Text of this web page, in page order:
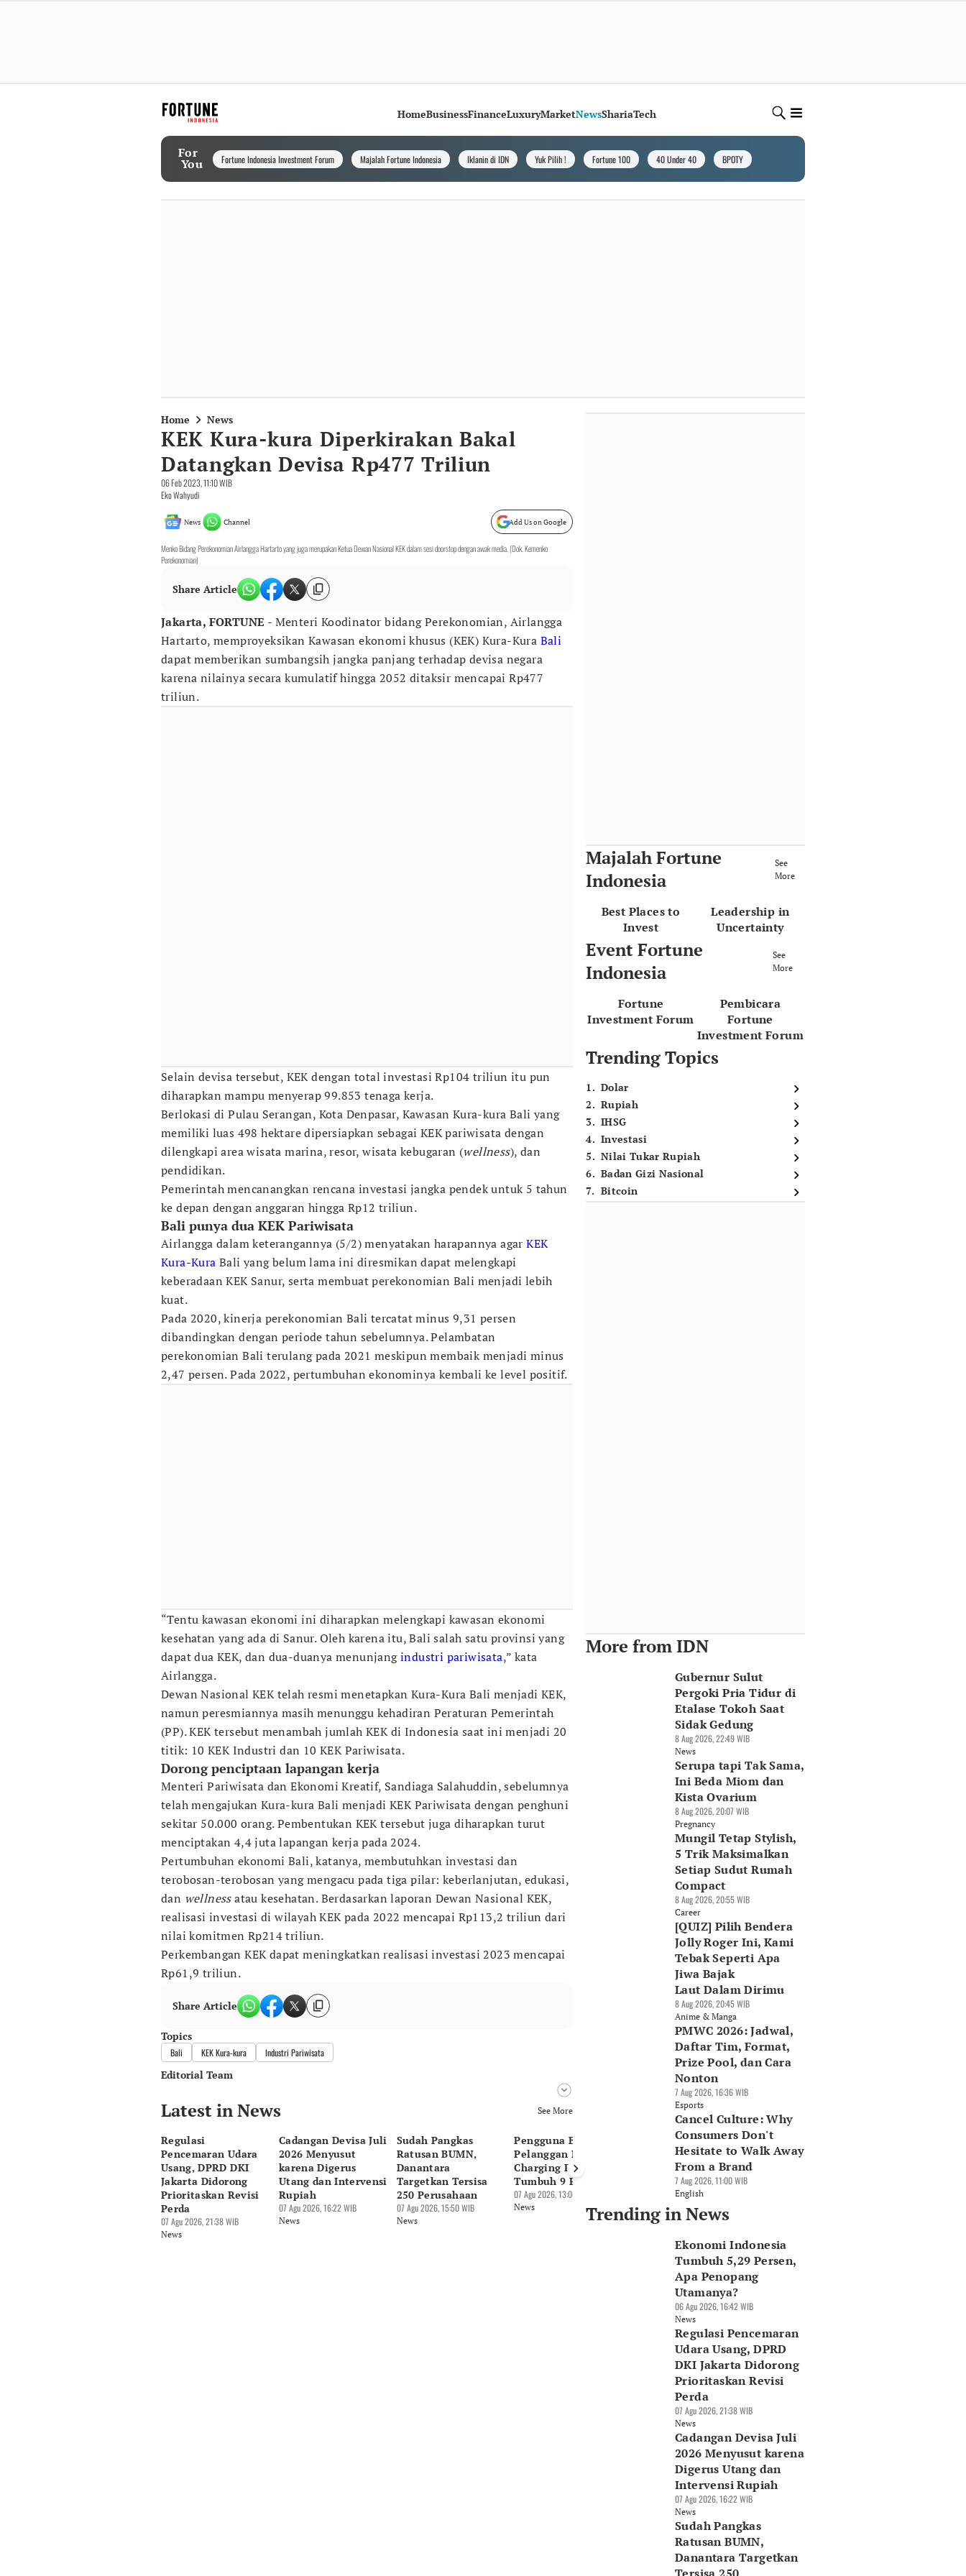
HomeBusinessFinanceLuxuryMarketNewsShariaTech
For
You Fortune Indonesia Investment Forum Majalah Fortune Indonesia Iklanin di IDN Yuk Pilih ! Fortune 100 40 Under 40 BPOTY
Home News
KEK Kura-kura Diperkirakan Bakal
Datangkan Devisa Rp477 Triliun
06 Feb 2023, 11:10 WIB
Eko Wahyudi
News Channel Add Us on Google
Menko Bidang Perekonomian Airlangga Hartarto yang juga merupakan Ketua Dewan Nasional KEK dalam sesi doorstop dengan awak media. (Dok. Kemenko
Perekonomian)
Share Article
Jakarta, FORTUNE - Menteri Koodinator bidang Perekonomian, Airlangga
Hartarto, memproyeksikan Kawasan ekonomi khusus (KEK) Kura-Kura Bali
dapat memberikan sumbangsih jangka panjang terhadap devisa negara
karena nilainya secara kumulatif hingga 2052 ditaksir mencapai Rp477
triliun.
Selain devisa tersebut, KEK dengan total investasi Rp104 triliun itu pun
diharapkan mampu menyerap 99.853 tenaga kerja.
Berlokasi di Pulau Serangan, Kota Denpasar, Kawasan Kura-kura Bali yang
memiliki luas 498 hektare dipersiapkan sebagai KEK pariwisata dengan
dilengkapi area wisata marina, resor, wisata kebugaran (wellness), dan
pendidikan.
Pemerintah mencanangkan rencana investasi jangka pendek untuk 5 tahun
ke depan dengan anggaran hingga Rp12 triliun.
Bali punya dua KEK Pariwisata
Airlangga dalam keterangannya (5/2) menyatakan harapannya agarKEK
Kura-Kura Bali yang belum lama ini diresmikan dapat melengkapi
keberadaan KEK Sanur, serta membuat perekonomian Bali menjadi lebih
kuat.
Pada 2020, kinerja perekonomian Bali tercatat minus 9,31 persen
dibandingkan dengan periode tahun sebelumnya. Pelambatan
perekonomian Bali terulang pada 2021 meskipun membaik menjadi minus
2,47 persen. Pada 2022, pertumbuhan ekonominya kembali ke level positif.
“Tentu kawasan ekonomi ini diharapkan melengkapi kawasan ekonomi
kesehatan yang ada di Sanur. Oleh karena itu, Bali salah satu provinsi yang
dapat dua KEK, dan dua-duanya menunjangindustri pariwisata,” kata
Airlangga.
Dewan Nasional KEK telah resmi menetapkan Kura-Kura Bali menjadi KEK,
namun peresmiannya masih menunggu kehadiran Peraturan Pemerintah
(PP). KEK tersebut menambah jumlah KEK di Indonesia saat ini menjadi 20
titik: 10 KEK Industri dan 10 KEK Pariwisata.
Dorong penciptaan lapangan kerja
Menteri Pariwisata dan Ekonomi Kreatif, Sandiaga Salahuddin, sebelumnya
telah mengajukan Kura-kura Bali menjadi KEK Pariwisata dengan penghuni
sekitar 50.000 orang. Pembentukan KEK tersebut juga diharapkan turut
menciptakan 4,4 juta lapangan kerja pada 2024.
Pertumbuhan ekonomi Bali, katanya, membutuhkan investasi dan
terobosan-terobosan yang mengacu pada tiga pilar: keberlanjutan, edukasi,
dan wellnessatau kesehatan. Berdasarkan laporan Dewan Nasional KEK,
realisasi investasi di wilayah KEK pada 2022 mencapai Rp113,2 triliun dari
nilai komitmen Rp214 triliun.
Perkembangan KEK dapat meningkatkan realisasi investasi 2023 mencapai
Rp61,9 triliun.
Share Article
Topics
Bali KEK Kura-kura Industri Pariwisata
Editorial Team
Editor
Bonardo Maulana
Editor
Eko Wahyudi
Latest in News See More
Regulasi
Pencemaran Udara
Usang, DPRD DKI
Jakarta Didorong
Prioritaskan Revisi
Perda
07 Agu 2026, 21:38 WIB
News
Cadangan Devisa Juli
2026 Menyusut
karena Digerus
Utang dan Intervensi
Rupiah
07 Agu 2026, 16:22 WIB
News
Sudah Pangkas
Ratusan BUMN,
Danantara
Targetkan Tersisa
250 Perusahaan
07 Agu 2026, 15:50 WIB
News
Pengguna EV Naik,
Pelanggan Home
Charging PLN
Tumbuh 9 Persen
07 Agu 2026, 13:06 WIB
News
Pasar Alas Kaki RI
Berpotensi Rp290
Triliun, Industri
Minta Deregulasi
07 Agu 2026, 10:41 WIB
News
DJP Tunda
Pemungutan PPh E-
Commerce, Pajak
Majalah Fortune
Indonesia
See
More
Best Places to
Invest
Leadership in
Uncertainty
Event Fortune
Indonesia
See
More
Fortune
Investment Forum
Pembicara
Fortune
Investment Forum
Trending Topics
1. Dolar
2. Rupiah
3. IHSG
4. Investasi
5. Nilai Tukar Rupiah
6. Badan Gizi Nasional
7. Bitcoin
More from IDN
Gubernur Sulut
Pergoki Pria Tidur di
Etalase Tokoh Saat
Sidak Gedung
8 Aug 2026, 22:49 WIB
News
Serupa tapi Tak Sama,
Ini Beda Miom dan
Kista Ovarium
8 Aug 2026, 20:07 WIB
Pregnancy
Mungil Tetap Stylish,
5 Trik Maksimalkan
Setiap Sudut Rumah
Compact
8 Aug 2026, 20:55 WIB
Career
[QUIZ] Pilih Bendera
Jolly Roger Ini, Kami
Tebak Seperti Apa
Jiwa Bajak
Laut Dalam Dirimu
8 Aug 2026, 20:45 WIB
Anime & Manga
PMWC 2026: Jadwal,
Daftar Tim, Format,
Prize Pool, dan Cara
Nonton
7 Aug 2026, 16:36 WIB
Esports
Cancel Culture: Why
Consumers Don't
Hesitate to Walk Away
From a Brand
7 Aug 2026, 11:00 WIB
English
Trending in News
Ekonomi Indonesia
Tumbuh 5,29 Persen,
Apa Penopang
Utamanya?
06 Agu 2026, 16:42 WIB
News
Regulasi Pencemaran
Udara Usang, DPRD
DKI Jakarta Didorong
Prioritaskan Revisi
Perda
07 Agu 2026, 21:38 WIB
News
Cadangan Devisa Juli
2026 Menyusut karena
Digerus Utang dan
Intervensi Rupiah
07 Agu 2026, 16:22 WIB
News
Sudah Pangkas
Ratusan BUMN,
Danantara Targetkan